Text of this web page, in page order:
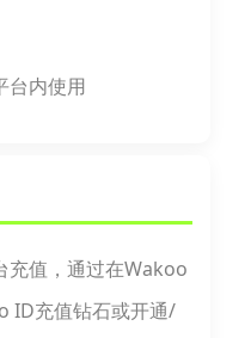
台内使用
充值，通过在Wakoo
ID充值钻石或开通/